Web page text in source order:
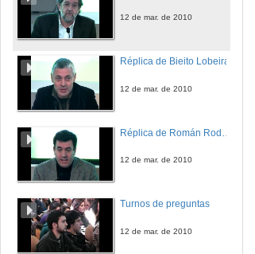
12 de mar. de 2010
Réplica de Bieito Lobeira
12 de mar. de 2010
12 de mar. de 2010
Turnos de preguntas
12 de mar. de 2010